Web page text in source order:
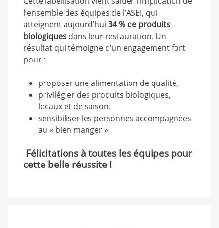
l’ensemble des équipes de l’ASEI, qui
atteignent aujourd’hui 34 % de produits
biologiques dans leur restauration. Un
résultat qui témoigne d’un engagement fort
pour :
proposer une alimentation de qualité,
privilégier des produits biologiques,
locaux et de saison,
sensibiliser les personnes accompagnées
au « bien manger ».
Félicitations à toutes les équipes pour
cette belle réussite !